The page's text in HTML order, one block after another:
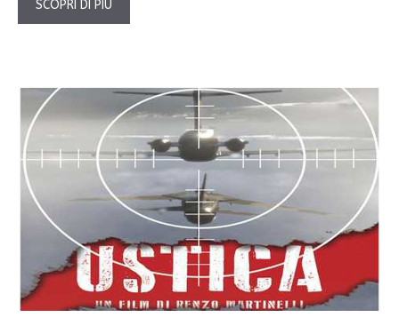
SCOPRI DI PIÙ